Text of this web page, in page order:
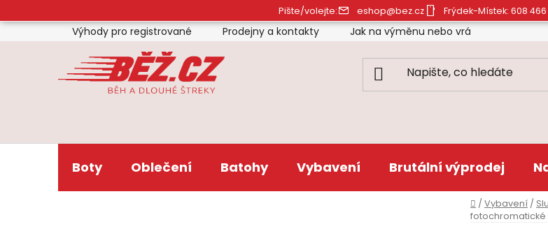
na
obsah
Pište/volejte: eshop@bez.cz Frýdek-Místek: 608 466
Výhody pro registrované Prodejny a kontakty Jak na výměnu nebo vrácení zboží
Boty Oblečení Batohy Vybavení Brutální výprodej
Domů
/ Vybavení /
fotochromatické